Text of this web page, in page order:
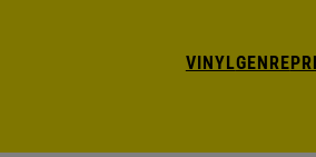
VINYLGENRE